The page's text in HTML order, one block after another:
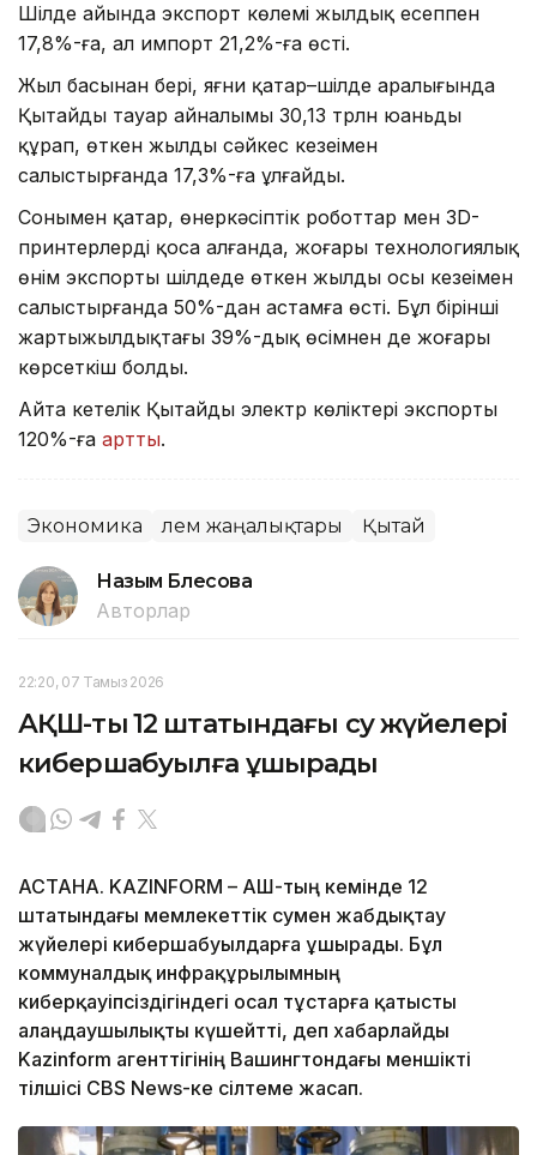
Шілде айында экспорт көлемі жылдық есеппен
17,8%-ға, ал импорт 21,2%-ға өсті.
Жыл басынан бері, яғни қаңтар–шілде аралығында
Қытайдың тауар айналымы 30,13 трлн юаньды
құрап, өткен жылдың сәйкес кезеңімен
салыстырғанда 17,3%-ға ұлғайды.
Сонымен қатар, өнеркәсіптік роботтар мен 3D-
принтерлерді қоса алғанда, жоғары технологиялық
өнім экспорты шілдеде өткен жылдың осы кезеңімен
салыстырғанда 50%-дан астамға өсті. Бұл бірінші
жартыжылдықтағы 39%-дық өсімнен де жоғары
көрсеткіш болды.
Айта кетелік Қытайдың электр көліктері экспорты
120%-ға артты.
Экономика Әлем жаңалықтары Қытай
Назым Бөлесова
Авторлар
22:20, 07 Тамыз 2026
АҚШ-тың 12 штатындағы су жүйелері
кибершабуылға ұшырады
АСТАНА. KAZINFORM – АҚШ-тың кемінде 12
штатындағы мемлекеттік сумен жабдықтау
жүйелері кибершабуылдарға ұшырады. Бұл
коммуналдық инфрақұрылымның
киберқауіпсіздігіндегі осал тұстарға қатысты
алаңдаушылықты күшейтті, деп хабарлайды
Kazinform агенттігінің Вашингтондағы меншікті
тілшісі CBS News-ке сілтеме жасап.